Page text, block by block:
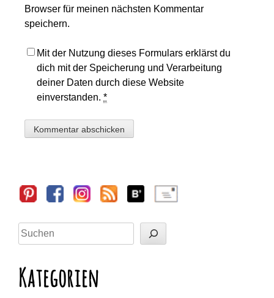
Browser für meinen nächsten Kommentar
speichern.
Mit der Nutzung dieses Formulars erklärst du
dich mit der Speicherung und Verarbeitung
deiner Daten durch diese Website
einverstanden.*
Sidebar
Suchen
Kategorien